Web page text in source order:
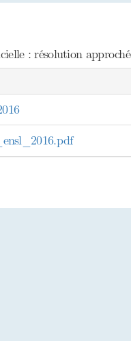
: résolution